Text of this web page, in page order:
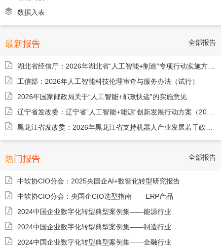
数据入表
最新报告 全部报告
湖北省经信厅：2026年湖北省“人工智能+制造”专项行动实施方案（征求意见稿）
工信部：2026年人工智能科技伦理审查与服务办法（试行）
2026年国家邮政局关于“人工智能+邮政快递”的实施意见
辽宁省发改委：辽宁省”人工智能+能源“创新发展行动方案（2026-2028年）
黑龙江省发改委：2026年黑龙江省支持机器人产业发展若干政策措施（征求意见稿）
热门报告 全部报告
中软协CIO分会：2025央国企AI+数智化转型研究报告
中软协CIO分会：央国企CIO选型指南——ERP产品
2024中国企业数字化转型典型案例集——能源行业
2024中国企业数字化转型典型案例集——制造行业
2024中国企业数字化转型典型案例集——金融行业